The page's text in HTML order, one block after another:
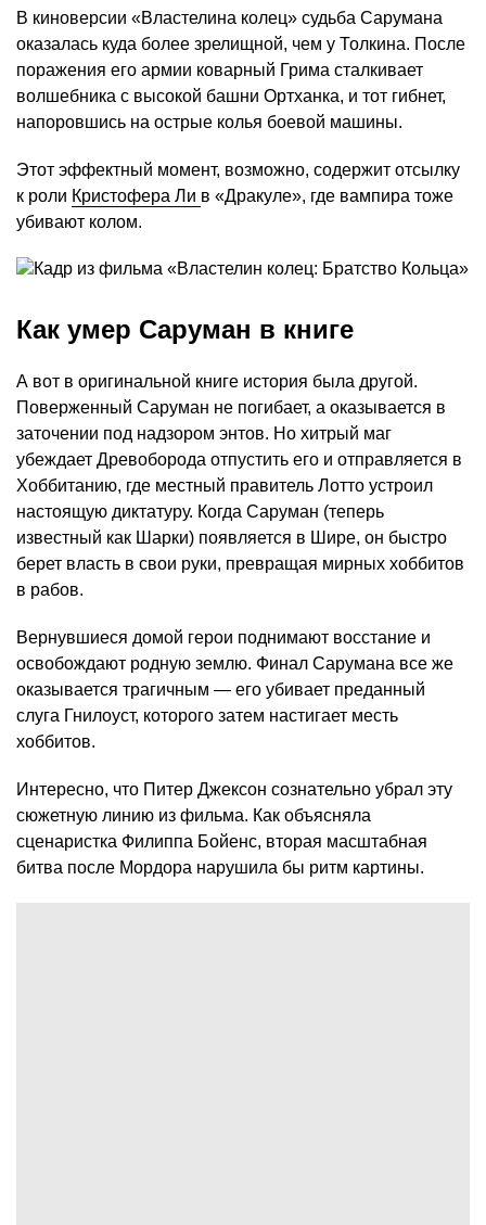
В киноверсии «Властелина колец» судьба Сарумана
оказалась куда более зрелищной, чем у Толкина. После
поражения его армии коварный Грима сталкивает
волшебника с высокой башни Ортханка, и тот гибнет,
напоровшись на острые колья боевой машины.
Этот эффектный момент, возможно, содержит отсылку
к роли Кристофера Ли в «Дракуле», где вампира тоже
убивают колом.
Как умер Саруман в книге
А вот в оригинальной книге история была другой.
Поверженный Саруман не погибает, а оказывается в
заточении под надзором энтов. Но хитрый маг
убеждает Древоборода отпустить его и отправляется в
Хоббитанию, где местный правитель Лотто устроил
настоящую диктатуру. Когда Саруман (теперь
известный как Шарки) появляется в Шире, он быстро
берет власть в свои руки, превращая мирных хоббитов
в рабов.
Вернувшиеся домой герои поднимают восстание и
освобождают родную землю. Финал Сарумана все же
оказывается трагичным — его убивает преданный
слуга Гнилоуст, которого затем настигает месть
хоббитов.
Интересно, что Питер Джексон сознательно убрал эту
сюжетную линию из фильма. Как объясняла
сценаристка Филиппа Бойенс, вторая масштабная
битва после Мордора нарушила бы ритм картины.